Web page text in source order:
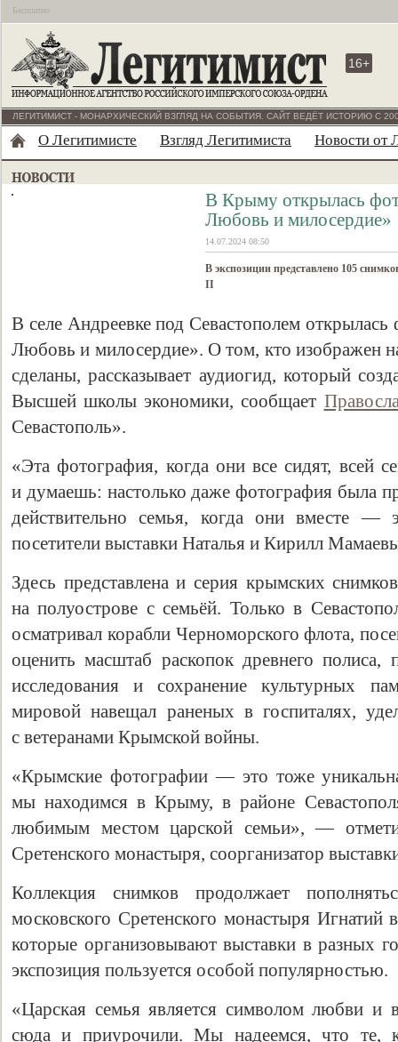
Бесплатно
16+
ЛЕГИТИМИСТ - МОНАРХИЧЕСКИЙ ВЗГЛЯД НА СОБЫТИЯ. САЙТ ВЕДЁТ ИСТОРИЮ С
О Легитимисте Взгляд Легитимиста Новости от
В Крыму открылась
Любовь и милосердие»
14.07.2024 08:50
В экспозиции представлено 105
II
В селе Андреевке под Севастополем открылась
Любовь и милосердие». О том, кто изображен
сделаны, рассказывает аудиогид, который
Высшей школы экономики, сообщает
Севастополь».
«Эта фотография, когда они все сидят, всей
и думаешь: настолько даже фотография была
действительно семья, когда они вместе
посетители выставки Наталья и Кирилл
Здесь представлена и серия крымских
на полуострове с семьёй. Только в
осматривал корабли Черноморского флота,
оценить масштаб раскопок древнего полиса,
исследования и сохранение культурных
мировой навещал раненых в госпиталях,
с ветеранами Крымской войны.
«Крымские фотографии — это тоже
мы находимся в Крыму, в районе
любимым местом царской семьи», —
Сретенского монастыря, соорганизатор
Коллекция снимков продолжает
московского Сретенского монастыря
которые организовывают выставки в разных
экспозиция пользуется особой популярностью.
«Царская семья является символом любви
сюда и приурочили. Мы надеемся, что те,
Свидетельство